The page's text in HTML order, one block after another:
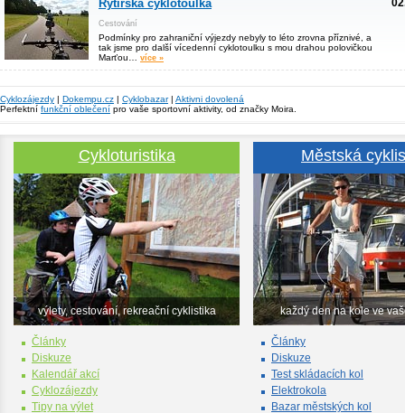
Rytířská cyklotoulka
Cestování
Podmínky pro zahraniční výjezdy nebyly to léto zrovna příznivé, a
tak jsme pro další vícedenní cyklotoulku s mou drahou polovičkou
Marťou… více »
Cyklozájezdy | Dokempu.cz | Cyklobazar| Aktivni dovolená
Perfektní funkční oblečení pro vaše sportovní aktivity, od značky Moira.
Cykloturistika
výlety, cestování, rekreační cyklistika
Články
Diskuze
Kalendář akcí
Cyklozájezdy
Tipy na výlet
Městská
každý den na kole ve
Články
Diskuze
Test skládacích kol
Elektrokola
Bazar městských kol